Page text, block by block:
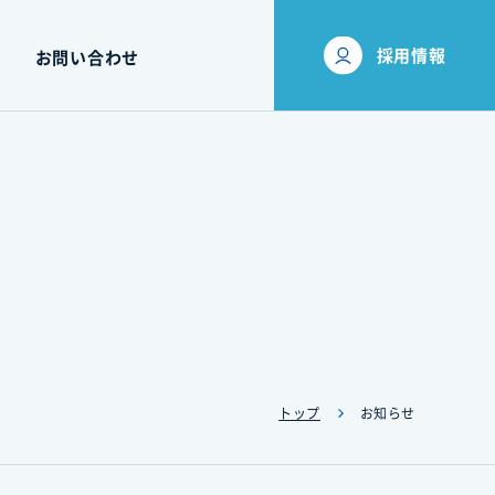
お問い合わせ 採用情報
トップ お知らせ